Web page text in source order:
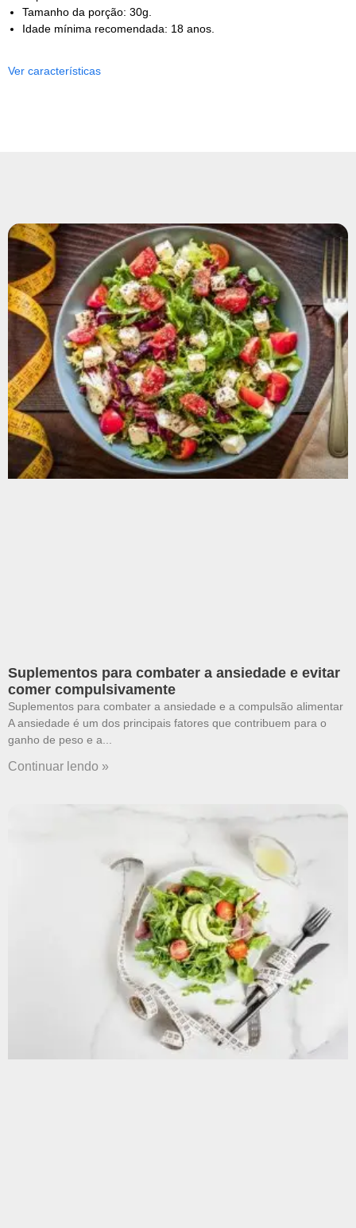
Tamanho da porção: 30g.
Idade mínima recomendada: 18 anos.
Ver características
Suplementos para combater a ansiedade e evitar
comer compulsivamente
Suplementos para combater a ansiedade e a compulsão alimentar
A ansiedade é um dos principais fatores que contribuem para o
ganho de peso e a
Continuar lendo »